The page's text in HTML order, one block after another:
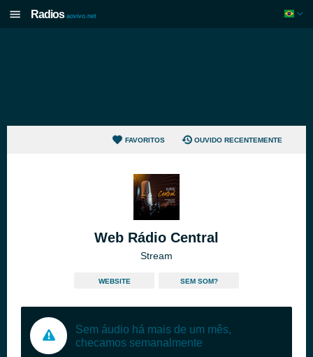
Radios aovivo.net
FAVORITOS OUVIDO RECENTEMENTE
Web Rádio Central
Stream
WEBSITE SEM SOM?
Sem áudio há mais de um mês,
checamos semanalmente